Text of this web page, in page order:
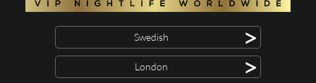
Swedish >
London >